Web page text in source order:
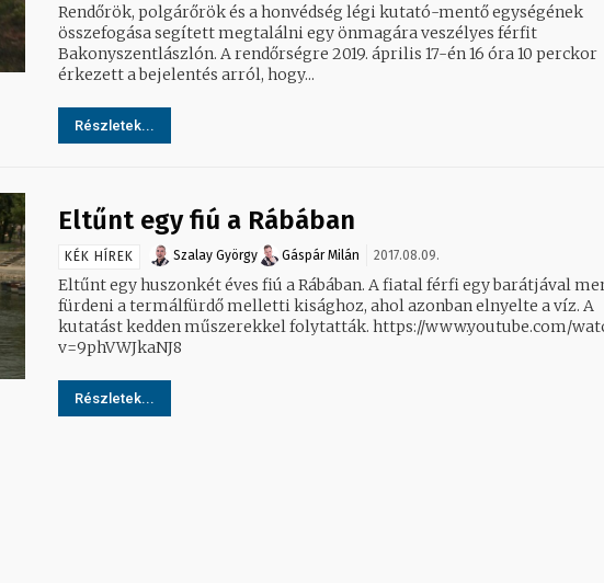
Rendőrök, polgárőrök és a honvédség légi kutató-mentő egységének
összefogása segített megtalálni egy önmagára veszélyes férfit
Bakonyszentlászlón. A rendőrségre 2019. április 17-én 16 óra 10 perckor
érkezett a bejelentés arról, hogy...
Részletek...
Eltűnt egy fiú a Rábában
KÉK HÍREK Szalay György Gáspár Milán 2017.08.09.
Eltűnt egy huszonkét éves fiú a Rábában. A fiatal férfi egy barátjával
fürdeni a termálfürdő melletti kisághoz, ahol azonban elnyelte a víz. A
kutatást kedden műszerekkel folytatták. https://www.youtube.com/
v=9phVWJkaNJ8
Részletek...